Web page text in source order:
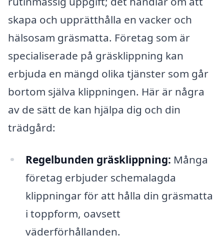
skapa och upprätthålla en vacker och
hälsosam gräsmatta. Företag som är
specialiserade på gräsklippning kan
erbjuda en mängd olika tjänster som går
bortom själva klippningen. Här är några
av de sätt de kan hjälpa dig och din
trädgård:
Regelbunden gräsklippning: Många
företag erbjuder schemalagda
klippningar för att hålla din gräsmatta
i toppform, oavsett
väderförhållanden.